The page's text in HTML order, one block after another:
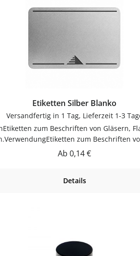
Etiketten Silber Blanko
Versandfertig in 1 Tag, Lieferzeit 1-3
zum Beschriften von Gläsern,
zum Beschriften
trocknen lassenJetzt
Regulärer Preis:
Ab 0,14 €
Details